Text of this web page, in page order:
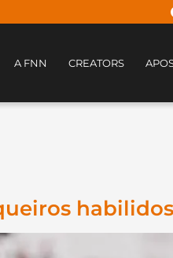
A FNN CREATORS